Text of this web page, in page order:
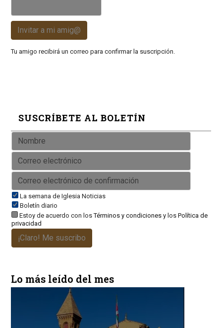
Invitar a mi amig@
Tu amigo recibirá un correo para confirmar la suscripción.
SUSCRÍBETE AL BOLETÍN
La semana de Iglesia Noticias
Boletín diario
Estoy de acuerdo con losTérminos y condicionesy los Política de
privacidad
¡Claro! Me suscribo
Lo más leído del mes